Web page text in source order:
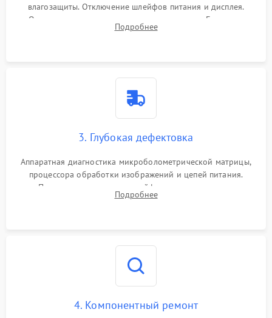
влагозащиты. Отключение шлейфов питания и дисплея.
Очистка внутренних плат от окислов и пыли. Бережная
обработка германиевого объектива специализированными
Подробнее
3. Глубокая дефектовка
Аппаратная диагностика микроболометрической матрицы,
процессора обработки изображений и цепей питания.
Проверка целостности шлейфов, модуля памяти и
интерфейсов связи. Выявление сгоревших SMD-компонентов
Подробнее
4. Компонентный ремонт